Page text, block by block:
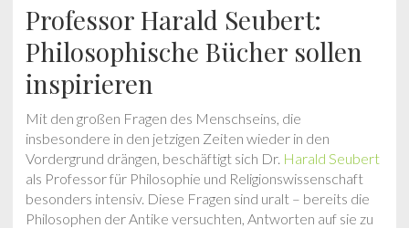
Professor Harald Seubert:
Philosophische Bücher sollen
inspirieren
Mit den großen Fragen des Menschseins, die
insbesondere in den jetzigen Zeiten wieder in den
Vordergrund drängen, beschäftigt sich Dr. Harald Seubert
als Professor für Philosophie und Religionswissenschaft
besonders intensiv. Diese Fragen sind uralt – bereits die
Philosophen der Antike versuchten, Antworten auf sie zu